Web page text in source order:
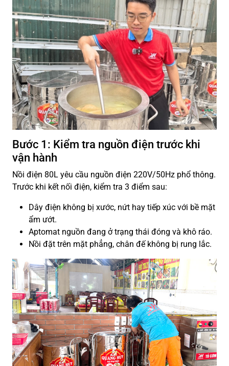
Bước 1: Kiểm tra nguồn điện trước khi
vận hành
Nồi điện 80L yêu cầu nguồn điện 220V/50Hz phổ thông.
Trước khi kết nối điện, kiểm tra 3 điểm sau:
Dây điện không bị xước, nứt hay tiếp xúc với bề mặt
ẩm ướt.
Aptomat nguồn đang ở trạng thái đóng và khô ráo.
Nồi đặt trên mặt phẳng, chân đế không bị rung lắc.